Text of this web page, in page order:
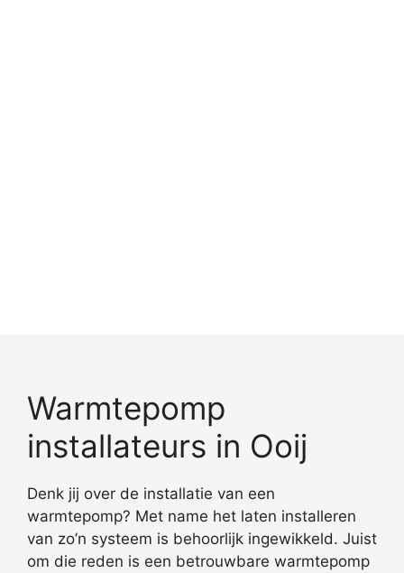
Warmtepomp
installateurs in Ooij
Denk jij over de installatie van een
warmtepomp? Met name het laten installeren
van zo’n systeem is behoorlijk ingewikkeld. Juist
om die reden is een betrouwbare warmtepomp